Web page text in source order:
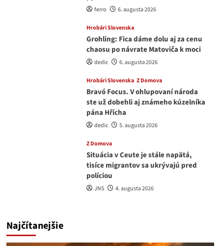
ferro 6. augusta 2026
Hrobári Slovenska
Grohling: Fica dáme dolu aj za cenu
chaosu po návrate Matoviča k moci
dedic 6. augusta 2026
Hrobári Slovenska Z Domova
Bravó Focus. V ohlupovaní národa
ste už dobehli aj známeho kúzelníka
pána Hřícha
dedic 5. augusta 2026
Z Domova
Situácia v Ceute je stále napätá,
tisíce migrantov sa ukrývajú pred
políciou
JNS 4. augusta 2026
Najčítanejšie